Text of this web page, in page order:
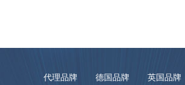
代理品牌 德国品牌 英国品牌